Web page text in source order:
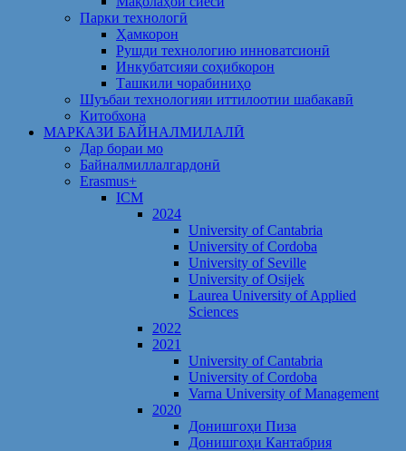
Парки технологӣ
Ҳамкорон
Рушди технологию инноватсионӣ
Инкубатсияи соҳибкорон
Ташкили чорабиниҳо
Шуъбаи технологияи иттилоотии шабакавӣ
Китобхона
МАРКАЗИ БАЙНАЛМИЛАЛӢ
Дар бораи мо
Байналмиллалгардонӣ
Erasmus+
ICM
2024
University of Cantabria
University of Cordoba
University of Seville
University of Osijek
Laurea University of Applied
Sciences
2022
2021
University of Cantabria
University of Cordoba
Varna University of Management
2020
Донишгоҳи Пиза
Донишгоҳи Кантабрия